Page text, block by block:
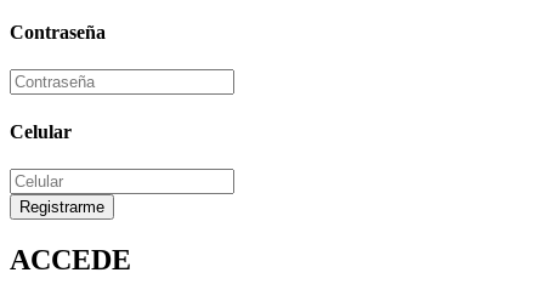
Contraseña
Celular
Registrarme
ACCEDE